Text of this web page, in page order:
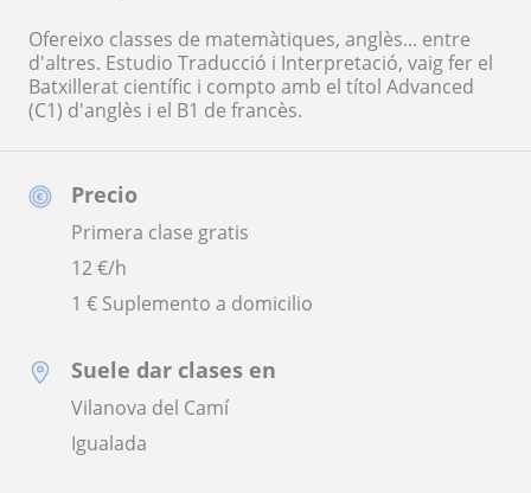
Precio
Primera clase gratis
12€/h
1 € Suplemento a domicilio
Suele dar clases en
Vilanova del Camí
Igualada
Ofereixo classes de matemàtiques, anglès... entre
d'altres. Estudio Traducció i Interpretació, vaig fer el
Batxillerat científic i compto amb el títol Advanced
(C1) d'anglès i el B1 de francès.